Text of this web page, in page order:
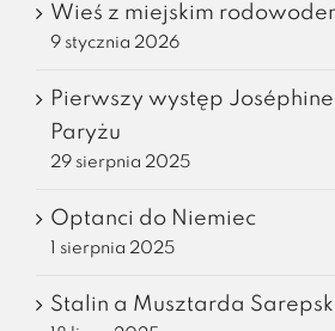
Wieś z miejskim
9 stycznia 2026
Pierwszy występ
Paryżu
29 sierpnia 2025
Optanci do Niemiec
1 sierpnia 2025
Stalin a Musztarda